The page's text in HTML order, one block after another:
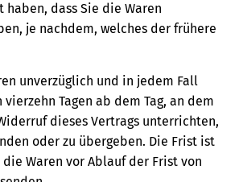
haben, dass Sie die Waren
je nachdem, welches der frühere
unverzüglich und in jedem Fall
Tagen ab dem Tag, an dem
dieses Vertrags unterrichten,
oder zu übergeben. Die Frist ist
Waren vor Ablauf der Frist von